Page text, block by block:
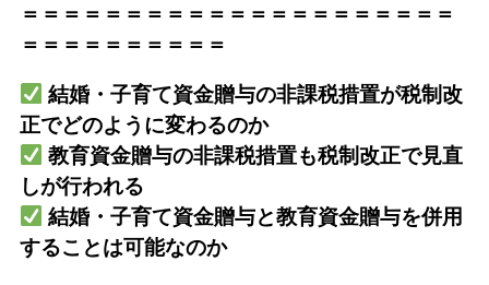
＝＝＝＝＝＝＝＝＝＝＝＝＝＝＝＝＝＝＝＝＝
＝＝＝＝＝＝＝＝＝＝
結婚・子育て資金贈与の非課税措置が税制改
正でどのように変わるのか
教育資金贈与の非課税措置も税制改正で見直
しが行われる
結婚・子育て資金贈与と教育資金贈与を併用
することは可能なのか